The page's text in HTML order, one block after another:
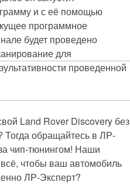
и с её помощью
программное
будет проведено
для
проведенной
Land Rover Discovery без
Тогда обращайтесь в ЛР-
чип-тюнингом! Наши
чтобы ваш автомобиль
ЛР-Эксперт?